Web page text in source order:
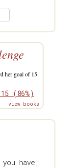
her goal of 15
(86%)
view books
have,